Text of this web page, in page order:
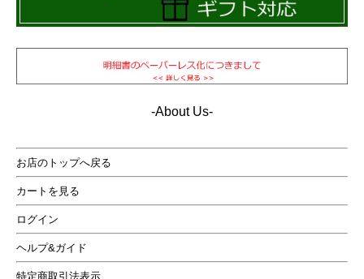
の高品質なので寒い日も安心の快適レザー ダウンジャケ
ットです。
最強の防寒性を誇るレザーダウンジャケットのN3B。 フ
ロントの防風フラップが冷たい風をシャットアウト。 袖
-About Us-
お店のトップへ戻る
カートを見る
ログイン
ヘルプ&ガイド
特定商取引法表示